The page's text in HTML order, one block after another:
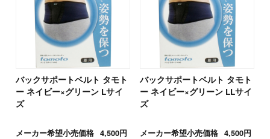
バックサポートベルト タモト
ー ネイビー×グリーン Lサイ
ズ
メーカー希望小売価格 4,500円
バックサポートベルト タモト
ー ネイビー×グリーン LLサイ
ズ
メーカー希望小売価格 4,500円